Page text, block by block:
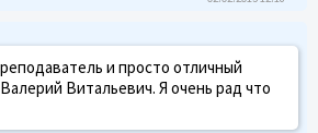
и просто отличный
Витальевич. Я очень рад что